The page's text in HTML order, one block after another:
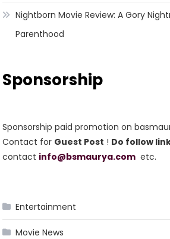
Nightborn Movie Review: A Gory
Parenthood
Sponsorship
Sponsorship paid promotion on
Contact for Guest Post ! Do follow
contact info@bsmaurya.com etc.
Entertainment
Movie News